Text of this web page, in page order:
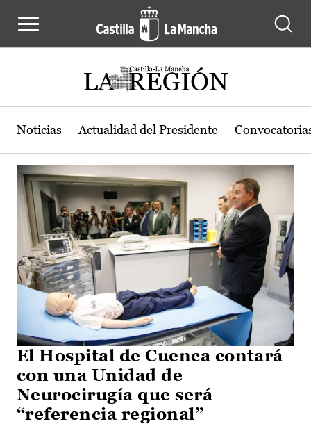
Actualidad de la región de Castilla-
Noticias Actualidad del Presidente
El Hospital de Cuenca contará
con una Unidad de
Neurocirugía que será
“referencia regional”